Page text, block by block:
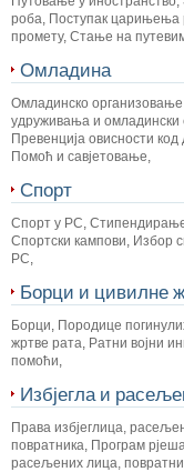
роба, Поступак царињења
промету, Стање на
Омладина
Омладинско организовање
удруживања и омладински
Превенција овисности код
Помоћ и савјетовање,
Спорт
Спорт у РС,
Спортски кампови, Избор
РС,
Борци и цивилне
Борци, Породице
жртве рата, Ратни војни
помоћи,
Избјегла и
Права избјеглица,
повратника, Програм
расељених лица,